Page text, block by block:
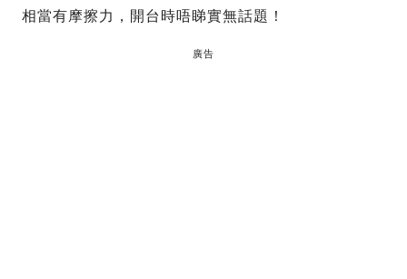
相當有摩擦力，開台時唔睇實無話題！
廣告